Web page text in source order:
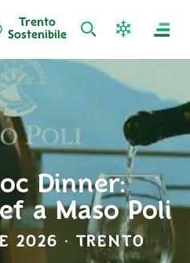
Trento
Sostenibile
Dinner:
a Maso Poli
2026 · TRENTO